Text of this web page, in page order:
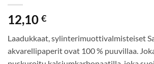
12,10 €
Laadukkaat, sylinterimuottivalmisteiset
akvarellipaperit ovat 100 % puuvillaa.